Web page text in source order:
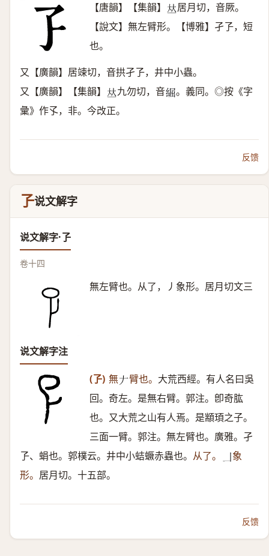
【唐韻】【集韻】 𠀤居月切，音厥。
【說文】無左臂形。【博雅】孑孒，短
也。
又【廣韻】居竦切，音拱孑孒，井中小蟲。
又【廣韻】【集韻】 𠀤九勿切，音𦁐 。義同。◎按《字
彙》作孓，非。今改正。
反馈
孒说文解字
说文解字·孒
卷十四
無左臂也。从了，丿象形。居月切文三
说文解字注
(孒) 無𠂇臂也。 大荒西經。有人名曰吳
回。奇左。是無右臂。郭注。卽奇肱
也。又大荒之山有人焉。是顓頊之子。
三面一臂。郭注。無左臂也。廣雅。孑
孒、蜎也。郭樸云。井中小蛣蟩赤蟲也。 从了。 𠃎 象
形。 居月切。十五部。
反馈